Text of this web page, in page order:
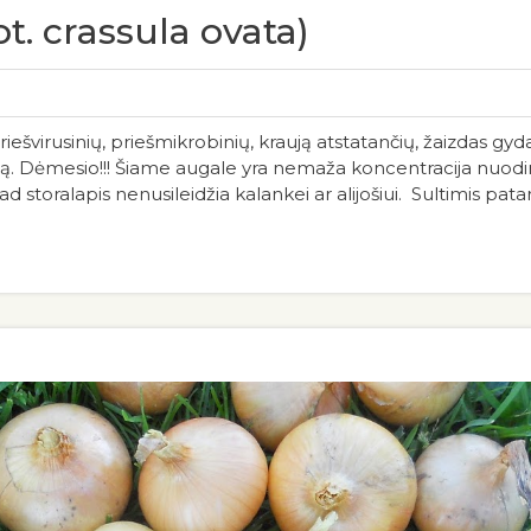
crassula ovata)
priešmikrobinių, kraują atstatančių, žaizdas
Dėmesio!!! Šiame augale yra nemaža koncentracija
storalapis nenusileidžia kalankei ar alijošiui. Sultimis